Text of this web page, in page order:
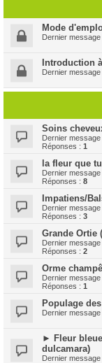
Mode
Dernier
Introduction
Dernier
Soins
Dernier
Réponses : 1
la fleur que
Dernier
Réponses : 8
Impatiens/
Dernier
Réponses : 3
Grande Ortie
Dernier
Réponses : 2
Orme
Dernier
Réponses : 1
Populage
Dernier
► Fleur
dulcamara)
Dernier